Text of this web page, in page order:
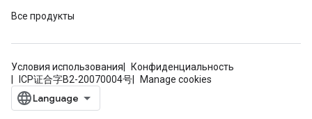
Все продукты
Условия использования
Конфиденциальность
ICP证合字B2-20070004号
Manage cookies